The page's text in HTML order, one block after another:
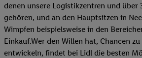
denen unsere Logistikzentren und über
gehören, und an den Hauptsitzen in
Wimpfen beispielsweise in den
Einkauf.Wer den Willen hat, Chancen
entwickeln, findet bei Lidl die besten